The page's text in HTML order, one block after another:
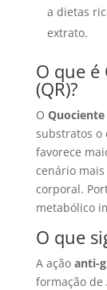
a dietas
extrato.
O que
(QR)?
O Quociente
substratos o
favorece
cenário
corporal.
metabólico
O que
A ação anti-
formação de